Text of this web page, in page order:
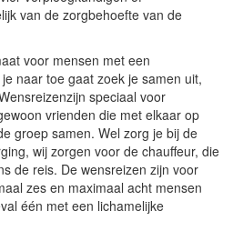
van de zorgbehoefte van de
voor mensen met een
naar toe gaat zoek je samen uit,
speciaal voor
vrienden die met elkaar op
groep samen. Wel zorg je bij de
wij zorgen voor de chauffeur, die
de reis. De wensreizen zijn voor
zes en maximaal acht mensen
één met een lichamelijke